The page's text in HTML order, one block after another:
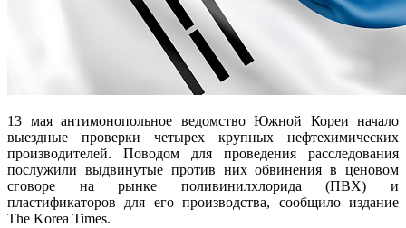
13 мая антимонопольное ведомство Южной Кореи начало
выездные проверки четырех крупных нефтехимических
производителей. Поводом для проведения расследования
послужили выдвинутые против них обвинения в ценовом
сговоре на рынке поливинилхлорида (ПВХ) и
пластификаторов для его производства, сообщило издание
The Korea Times.